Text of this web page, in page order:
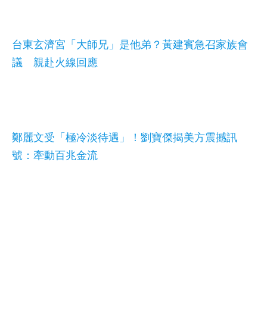
台東玄濟宮「大師兄」是他弟？黃建賓急召家族會
議 親赴火線回應
鄭麗文受「極冷淡待遇」！劉寶傑揭美方震撼訊
號：牽動百兆金流